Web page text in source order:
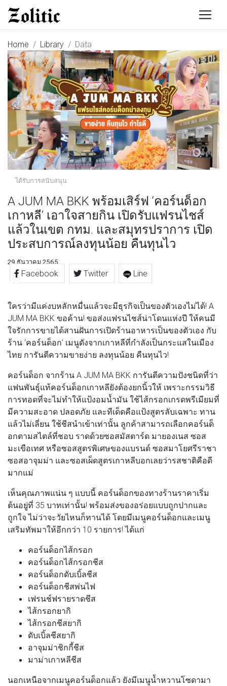
Home Library Data
ได้รับการสนับสนุน
A JUM MA BKK พร้อมเสิร์ฟ ‘คอร์นด็อก
เกาหลี’ เอาใจสายกิน เปิดรับแฟรนไชส์
แล้วในเขต กทม. และสมุทรปราการ เปิด
ประสบการณ์ลงทุนน้อย คืนทุนไว
29 ธันวาคม 2565
Facebook Twitter Line
ใครว่ามีแค่งบหลักหมื่นแล้วจะมีธุรกิจเป็นของตัวเองไม่ได้! A
JUM MA BKK ขอค้าน! ขอส่งแฟรนไชส์น่าโดนแห่งปี ให้คนมี
ใจรักการขายได้สานฝันการเปิดร้านอาหารเป็นของตัวเอง กับ
ร้าน ‘คอร์นด็อก’ เมนูดังจากเกาหลีที่กำลังเป็นกระแสในเมือง
ไทย การันตีความขายง่าย ลงทุนน้อย คืนทุนไว!
คอร์นด็อก จากร้าน A JUM MA BKK การันตีความปังชนิดที่ว่า
แฟนพันธุ์แท้คอร์นด็อกเกาหลียังต้องยกนิ้วให้ เพราะกรรมวิธี
การทอดที่จะไม่ทำให้แป้งอมน้ำมัน ใช้ไส้กรอกเกรดพรีเมียมที่
มีความสะอาด ปลอดภัย และทีเด็ดคือแป้งสูตรลับเฉพาะ ทาน
แล้วไม่เลี่ยน ใช้ชีสนำเข้าเท่านั้น ลูกค้าสามารถเลือกคอร์นด็
อกตามสไตล์ที่ชอบ ราดด้วยซอสมัสตาร์ด มายองเนส ซอส
มะเขือเทศ หรือซอสสูตรพิเศษของแบรนด์ ซอสมาโยศรีราชา
ซอสอาจุมม่า และซอสเผ็ดสูตรเกาหลีบอกเลยว่ารสชาติคือดี
มากแม่
เห็นคุณภาพแน่น ๆ แบบนี้ คอร์นด็อกของทางร้านราคาเริ่ม
ต้นอยู่ที่ 35 บาทเท่านั้น! พร้อมส่งของอร่อยแบบถูกปากและ
ถูกใจ ไม่ว่าจะวัยไหนก็ทานได้ โดยมีเมนูคอร์นด็อกและเมนู
เสริมทัพมาให้อีกกว่า 10 รายการ! ได้แก่
คอร์นด็อกไส้กรอก
คอร์นด็อกไส้กรอกชีส
คอร์นด็อกดับเบิ้ลชีส
คอร์นด็อกชีสพ่นไฟ
เฟรนช์ฟรายราดชีส
ไส้กรอกยากิ
ไส้กรอกชีสยากิ
ดับเบิ้ลชีสยากิ
อาจุมม่าชิกกี้ชีส
มาม่าเกาหลีชีส
นอกเหนือจากเมนูคอร์นด็อกแล้ว ยังมีเมนูน้ำหวานโซดามา